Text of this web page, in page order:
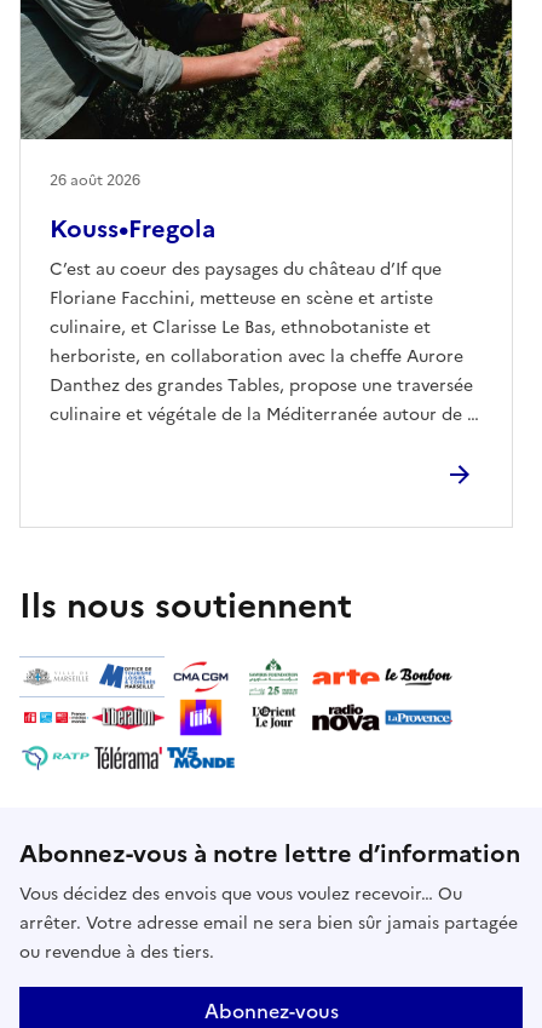
Kouss•Fregola
C’est au coeur des paysages du château d’If que
Floriane Facchini, metteuse en scène et artiste
culinaire, et Clarisse Le Bas, ethnobotaniste et
herboriste, en collaboration avec la cheffe Aurore
Danthez des grandes Tables, propose une traversée
culinaire et végétale de la Méditerranée autour de la
une immersion de mets et de breuvages, le projet
les plantes, les gestes de transmission et les parfums
pistachier térébinthe, romarin, orange et citron. Le
repas célèbre une Méditerranée vivante et partagée,
solidarités entre les peuples.Une programmation
réalisée avec le Centre des Monuments Nationaux.
Dans le cadre de La Manifattura, projet porté par LE
ZEF - scène nationale de Marseille & Les grandes
kousskouss.com.Une production d’I.C.I. – Les
partenariat avec la Ville de Marseille et l’Office de
26 août 2026
Ils nous soutiennent
Abonnez-vous à notre lettre d’information
Vous décidez des envois que vous voulez recevoir… Ou
arrêter. Votre adresse email ne sera bien sûr jamais partagée
ou revendue à des tiers.
Abonnez-vous